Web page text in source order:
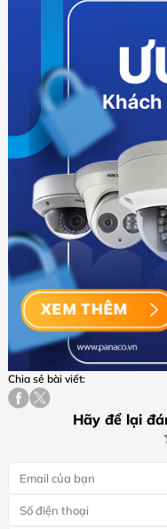
Chia sẻ bài viết:
Hãy để lại